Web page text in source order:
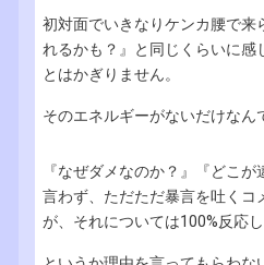
初対面でいきなりケンカ腰で来
れるかも？』と同じくらいに感
とはかぎりません。
そのエネルギーがないだけなん
『なぜダメなのか？』『どこ
言わず、ただただ暴言を吐くコ
が、それについては100%反応し